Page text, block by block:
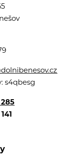
s4qbesg
285